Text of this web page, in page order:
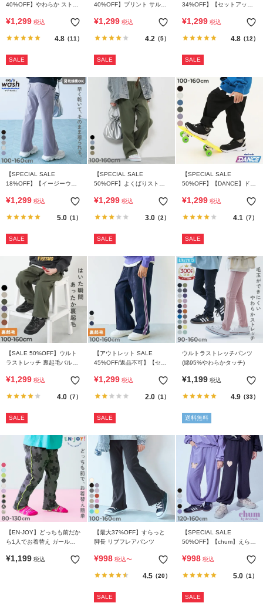
40%OFF】やわらか ストレ
¥1,299 税込
4.8（11）
SALE
40%OFF】プリント サルエ
¥1,299 税込
4.2 （5）
SALE
34%OFF】【セットアップ
パンツ
¥1,299 税込
4.8（12）
SALE
【SPECIAL SALE
18%OFF】【イージーウォ
ケット セミフレアパンツ
¥1,299 税込
5.0（1）
SALE
【SPECIAL SALE
50%OFF】よくばりストレ
ト パンツ
¥1,299 税込
3.0（2）
SALE
【SPECIAL SALE
50%OFF】【DANCE】ドロ
¥1,299 税込
4.1 （7）
SALE
【SALE 50%OFF】ウルト
ラストレッチ 裏起毛バルー
¥1,299 税込
4.0（7）
SALE
【アウトレット SALE
45%OFF/返品不可】【セッ
調 ストレッチ裏起毛 ライン
¥1,299 税込
2.0（1）
SALE
ウルトラストレッチパンツ
(綿95%やわらかタッチ)
¥1,199 税込
4.9（33）
送料無料
【EN-JOY】どっちも前だか
ら1人でお着替え ガールズ
¥1,199 税込
【最大37%OFF】すらっと
脚長 リブフレアパンツ
¥998 税込〜
4.5（20）
SALE
【SPECIAL SALE
50%OFF】【chum】えらべ
ニ裏毛 スウェットパンツ
¥998 税込
5.0（1）
SALE